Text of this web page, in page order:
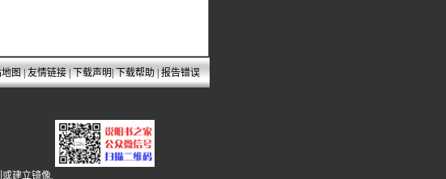
图|友情链接|下载声明|下载帮助|报告错误
建立镜像.